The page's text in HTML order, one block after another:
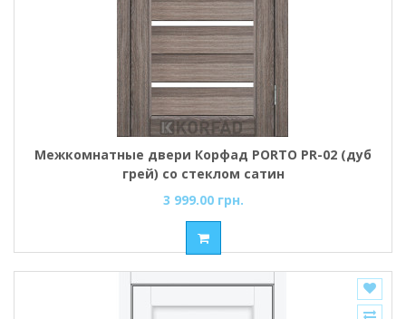
Межкомнатные двери Корфад PORTO PR-02 (дуб
грей) со стеклом сатин
3 999.00 грн.